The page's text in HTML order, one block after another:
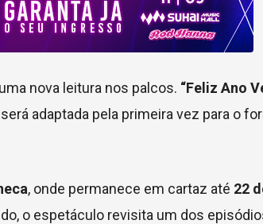
nova leitura nos palcos. “Feliz Ano
será adaptada pela primeira vez para o
, onde permanece em cartaz até 22
o espetáculo revisita um dos